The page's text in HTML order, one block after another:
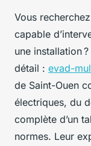
Vous
capable
une installation
détail : evad-
de Saint-Ouen
électriques, du
complète d’un
normes. Leur